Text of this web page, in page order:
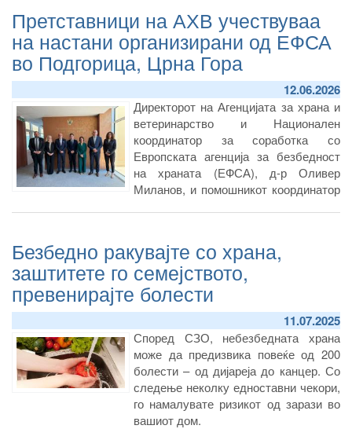
Претставници на АХВ учествуваа
на настани организирани од ЕФСА
во Подгорица, Црна Гора
12.06.2026
Директорот на Агенцијата за храна и
ветеринарство и Национален
координатор за соработка со
Европската агенција за безбедност
на храната (ЕФСА), д-р Оливер
Миланов, и помошникот координатор
р Мартин Јошески, од 26 до 28 мај
2026 година учествуваа на повеќе
настани организирани од Европската
агенција за безбедност на храната
(ЕФСА) и Управата за безбедност на
храна, ветеринарство и
фитосанитарни работи на Црна Гора
во Подгорица.
Безбедно ракувајте со храна,
заштитете го семејството,
превенирајте болести
11.07.2025
Според СЗО, небезбедната храна
може да предизвика повеќе од 200
болести – од дијареја до канцер. Со
следење неколку едноставни чекори,
го намалувате ризикот од зарази во
вашиот дом.